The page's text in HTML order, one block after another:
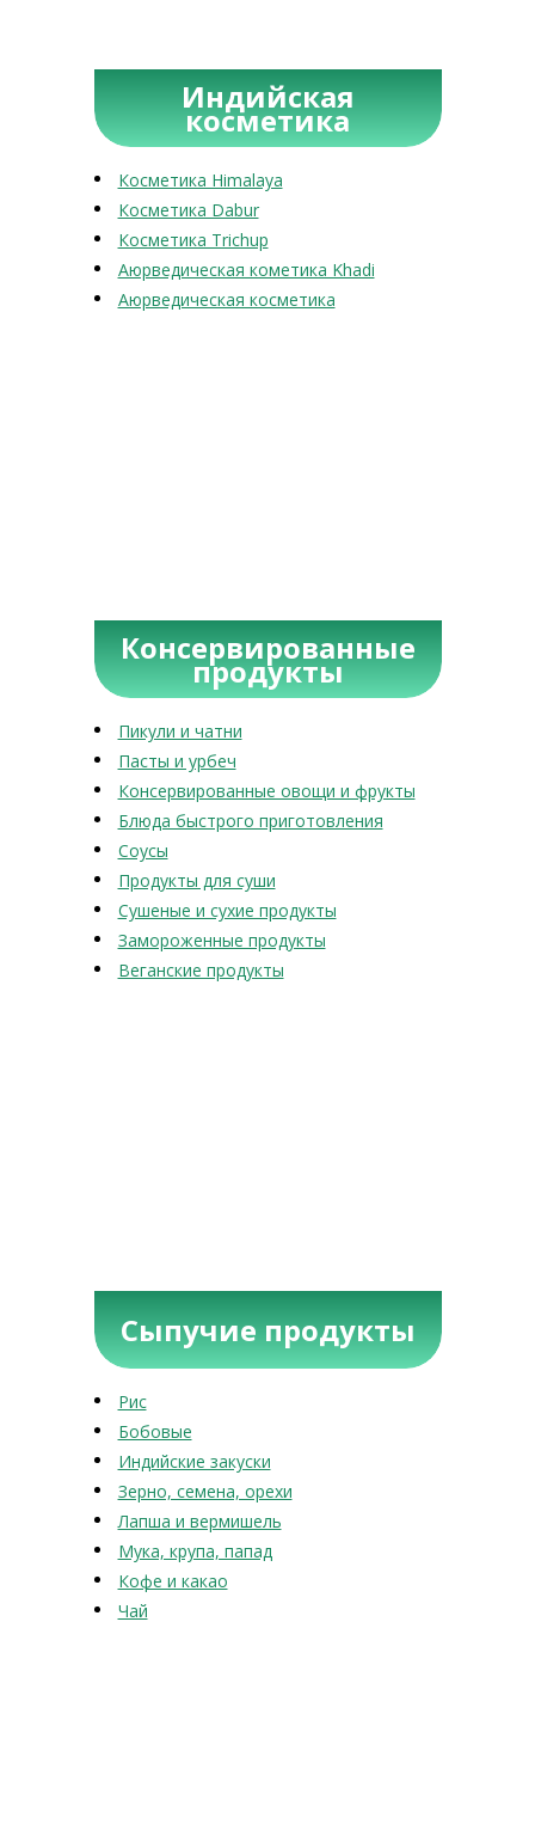
Индийская
косметика
Косметика Himalaya
Косметика Dabur
Косметика Trichup
Аюрведическая кометика Khadi
Аюрведическая косметика
Консервированные
продукты
Пикули и чатни
Пасты и урбеч
Консервированные овощи и фрукты
Блюда быстрого приготовления
Соусы
Продукты для суши
Сушеные и сухие продукты
Замороженные продукты
Веганские продукты
Сыпучие продукты
Рис
Бобовые
Индийские закуски
Зерно, семена, орехи
Лапша и вермишель
Мука, крупа, папад
Кофе и какао
Чай